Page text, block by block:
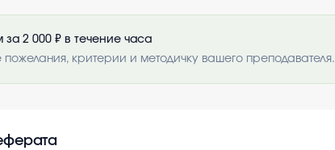
2 000 ₽ в течение часа
критерии и методичку вашего преподавателя.